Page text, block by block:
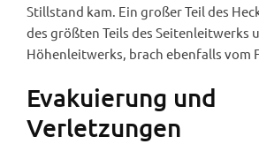
Stillstand kam. Ein großer Teil des
des größten Teils des Seitenleitwerks
Höhenleitwerks, brach ebenfalls vom
Evakuierung und
Verletzungen